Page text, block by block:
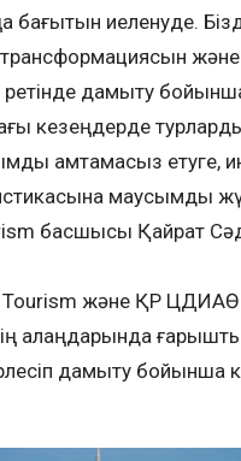
иеленуде.
және
дамыту бойынша
кезеңдерде
қамтамасыз
маусымдық
басшысы Қайрат
және ҚР
алаңдарында
дамыту бойынша